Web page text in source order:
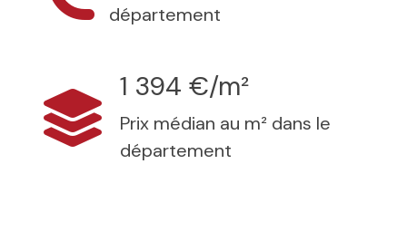
département
1 394 €/m²
Prix médian au m² dans le
département